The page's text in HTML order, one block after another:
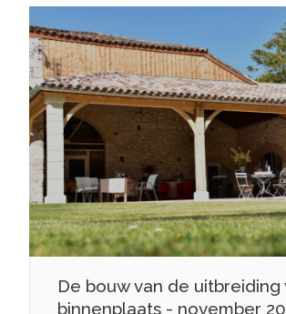
De bouw van de uitbreiding
binnenplaats - november